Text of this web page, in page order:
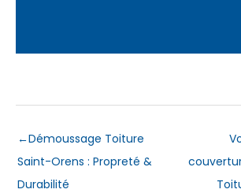
←Démoussage Toiture
Saint-Orens : Propreté &
Durabilité